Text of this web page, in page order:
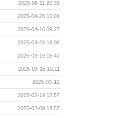
2025-05-11 20:39
2025-04-28 10:01
2025-04-16 09:27
2025-03-24 18:00
2025-03-19 15:42
2025-03-15 10:11
2025-03-12
2025-02-19 12:57
2025-02-09 18:57